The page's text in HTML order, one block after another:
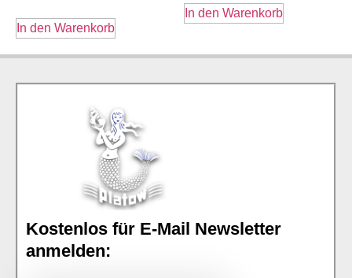
In den Warenkorb
In den Warenkorb
Kostenlos für E-Mail Newsletter
anmelden: